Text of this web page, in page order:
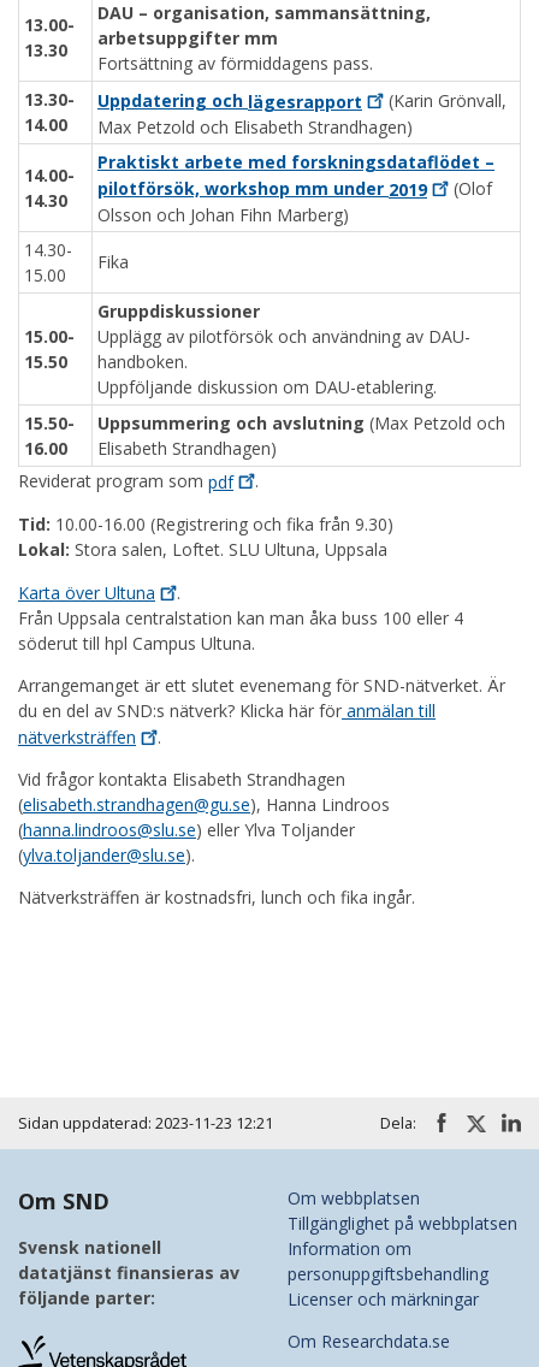
13.00-
13.30
DAU – organisation, sammansättning,
arbetsuppgifter mm
Fortsättning av förmiddagens pass.
13.30-
14.00
Uppdatering och lägesrapport
(Karin Grönvall,
Max Petzold och Elisabeth Strandhagen)
14.00-
14.30
Praktiskt arbete med forskningsdataflödet –
pilotförsök, workshop mm under 2019
(Olof
Olsson och Johan Fihn Marberg)
14.30-
15.00
Fika
15.00-
15.50
Gruppdiskussioner
Upplägg av pilotförsök och användning av DAU-
handboken.
Uppföljande diskussion om DAU-etablering.
15.50-
16.00
Uppsummering och avslutning (Max Petzold och
Elisabeth Strandhagen)
Reviderat program som pdf
.
Tid: 10.00-16.00 (Registrering och fika från 9.30)
Lokal: Stora salen, Loftet. SLU Ultuna, Uppsala
Karta överUltuna
.
Från Uppsala centralstation kan man åka buss 100 eller 4
söderut till hpl Campus Ultuna.
Arrangemanget är ett slutet evenemang för SND-nätverket. Är
du en del av SND:s nätverk? Klicka här för anmälan till
nätverksträffen
.
Vid frågor kontakta Elisabeth Strandhagen
(elisabeth.strandhagen@gu.se), Hanna Lindroos
(hanna.lindroos@slu.se) eller Ylva Toljander
(ylva.toljander@slu.se).
Nätverksträffen är kostnadsfri, lunch och fika ingår.
Sidan uppdaterad: 2023-11-23 12:21 Dela:
Om SND
Svensk nationell
datatjänst finansieras av
följande parter:
Om webbplatsen
Tillgänglighet på webbplatsen
Information om
personuppgiftsbehandling
Licenser och märkningar
Om Researchdata.se